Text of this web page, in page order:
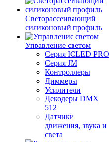
Светорассеивающий
силиконовый профиль
Управление светом
Серия ICLED PRO
Серия JM
Контроллеры
Диммеры
Усилители
Декодеры DMX
512
Датчики
движения, звука и
света